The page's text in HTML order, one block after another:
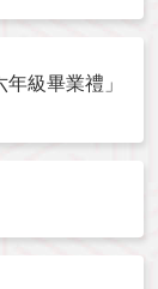
級畢業禮」